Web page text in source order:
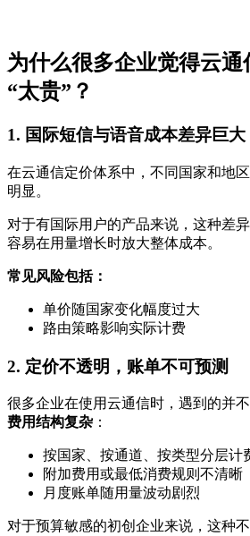
为什么很多企业觉得云
“太贵”？
1. 国际短信与语音成本差异巨大
在云通信定价体系中，不同国家和地
明显。
对于有国际用户的产品来说，这种差
容易在用量增长时放大整体成本。
常见风险包括：
单价随国家变化幅度过大
路由策略影响实际计费
2. 定价不透明，账单不可预测
很多企业在使用云通信时，遇到的并
费用结构复杂 ：
按国家、按通道、按类型分层计
附加费用或最低消费规则不清晰
月度账单随用量波动剧烈
对于预算敏感的初创企业来说，这种